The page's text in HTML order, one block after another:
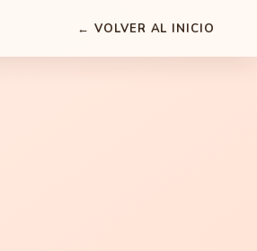
← VOLVER AL INICIO